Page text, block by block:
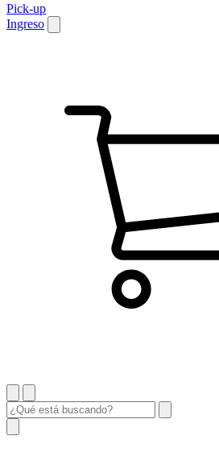
Pick-up
Ingreso